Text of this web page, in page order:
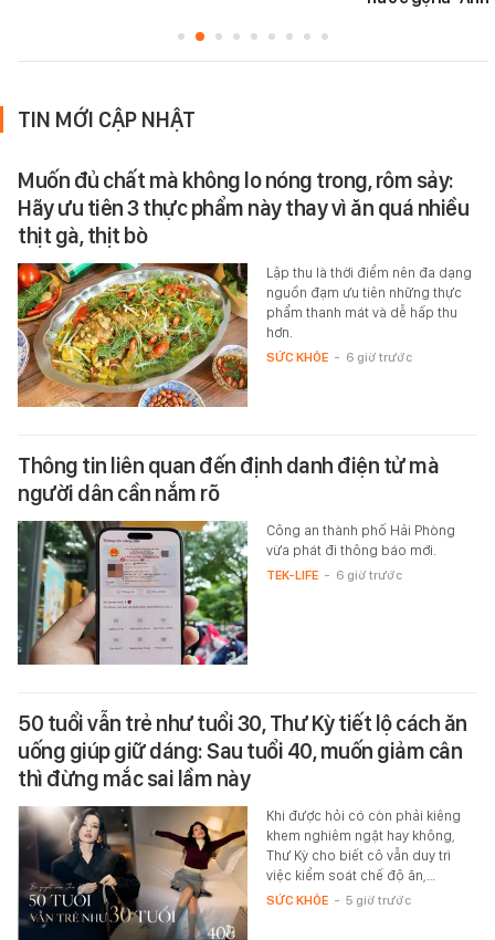
TIN MỚI CẬP NHẬT
Muốn đủ chất mà không lo nóng trong, rôm sảy:
Hãy ưu tiên 3 thực phẩm này thay vì ăn quá nhiều
thịt gà, thịt bò
Lập thu là thời điểm nên đa dạng
nguồn đạm ưu tiên những thực
phẩm thanh mát và dễ hấp thu
hơn.
SỨC KHỎE - 6 giờ trước
Thông tin liên quan đến định danh điện tử mà
người dân cần nắm rõ
Công an thành phố Hải Phòng
vừa phát đi thông báo mới.
TEK-LIFE - 6 giờ trước
50 tuổi vẫn trẻ như tuổi 30, Thư Kỳ tiết lộ cách ăn
uống giúp giữ dáng: Sau tuổi 40, muốn giảm cân
thì đừng mắc sai lầm này
Khi được hỏi có còn phải kiêng
khem nghiêm ngặt hay không,
Thư Kỳ cho biết cô vẫn duy trì
việc kiểm soát chế độ ăn,…
SỨC KHỎE - 5 giờ trước